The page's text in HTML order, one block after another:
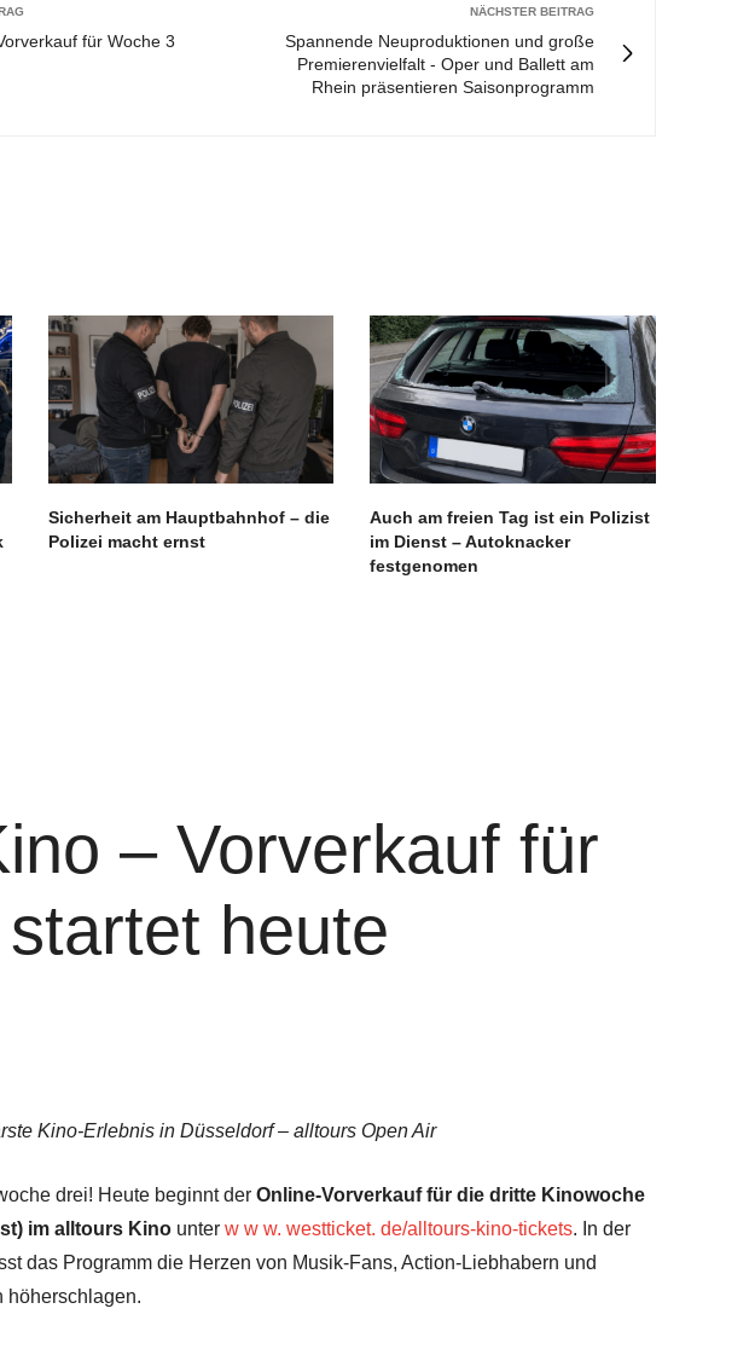
für Woche 3
NÄCHSTER BEITRAG
Spannende Neuproduktionen und große
Premierenvielfalt - Oper und Ballett am
Rhein präsentieren Saisonprogramm
Sicherheit am Hauptbahnhof – die
Polizei macht ernst
Auch am freien Tag ist ein Polizist
im Dienst – Autoknacker
festgenomen
– Vorverkauf für
heute
Kino-Erlebnis in Düsseldorf – alltours Open Air
drei! Heute beginnt der Online-Vorverkauf für die dritte Kinowoche
im alltours Kino unter w w w. westticket. de/alltours-kino-tickets. In der
das Programm die Herzen von Musik-Fans, Action-Liebhabern und
höherschlagen.